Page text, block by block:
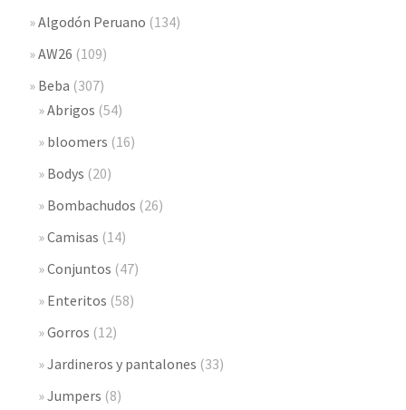
Algodón Peruano (134)
AW26 (109)
Beba (307)
Abrigos (54)
bloomers (16)
Bodys (20)
Bombachudos (26)
Camisas (14)
Conjuntos (47)
Enteritos (58)
Gorros (12)
Jardineros y pantalones (33)
Jumpers (8)